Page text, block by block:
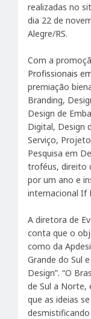
realizadas no
dia 22 de
Alegre/RS.
Com a
Profissionais
premiação
Branding,
Design de
Digital, Design
Serviço,
Pesquisa em
troféus, direito
por um ano e
internacional If
A diretora de
conta que o
como da
Grande do Sul
Design”. “O
de Sul a Norte,
que as ideias